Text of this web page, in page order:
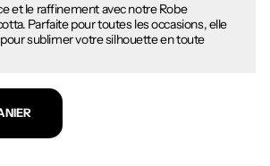
et le raffinement avec notre Robe
Parfaite pour toutes les occasions, elle
sublimer votre silhouette en toute